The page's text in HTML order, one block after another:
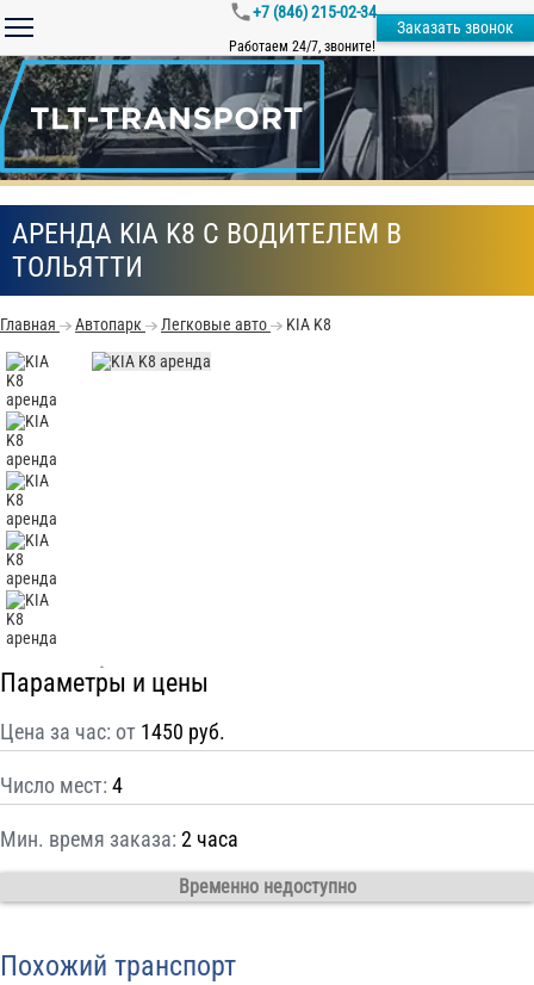
+7 (846) 215-02-34
Работаем 24/7, звоните!
Заказать звонок
АРЕНДА KIA K8 С ВОДИТЕЛЕМ В
ТОЛЬЯТТИ
Главная Автопарк Легковые авто KIA K8
Параметры и цены
Цена за час: от 1450 руб.
Число мест: 4
Мин. время заказа: 2 часа
Временно недоступно
Похожий транспорт